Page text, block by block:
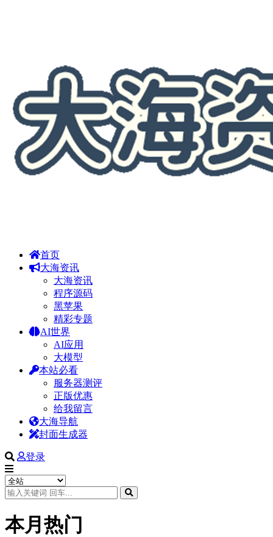
首页
大海资讯
大海资讯
程序源码
黑苹果
精彩专题
AI世界
AI应用
大模型
本站必看
服务器测评
正版优惠
给我留言
大海导航
封面生成器
登录
本月热门